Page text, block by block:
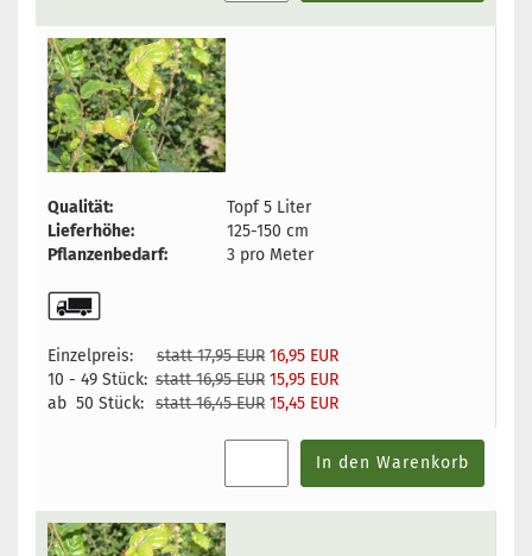
Qualität:
Topf 5 Liter
Lieferhöhe:
125-150 cm
Pflanzenbedarf:
3 pro Meter
Einzelpreis: statt 17,95 EUR 16,95 EUR
10 - 49 Stück: statt 16,95 EUR 15,95 EUR
ab 50 Stück: statt 16,45 EUR 15,45 EUR
In den Warenkorb